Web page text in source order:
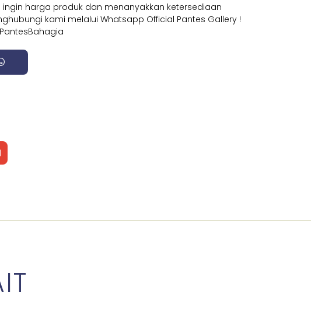
ingin harga produk dan menanyakkan ketersediaan
kami melalui Whatsapp Official Pantes Gallery !
LinkedIn
on Mail